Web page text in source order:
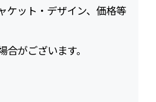
ケット・デザイン、価格等
がございます。